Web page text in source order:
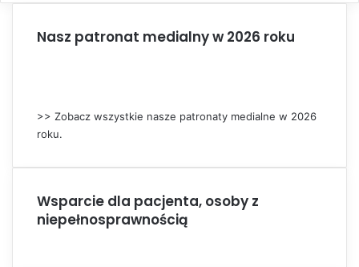
Nasz patronat medialny w 2026 roku
>> Zobacz wszystkie nasze patronaty medialne w 2026
roku.
Wsparcie dla pacjenta, osoby z
niepełnosprawnością